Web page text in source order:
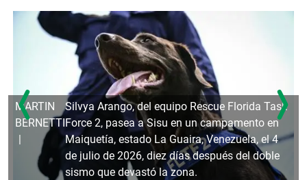
Silvya Arango, del equipo Rescue Florida Task
Force 2, pasea a Sisu en un campamento en
Maiquetía, estado La Guaira, Venezuela, el 4
de julio de 2026, diez días después del doble
sismo que devastó la zona.
MARTIN
BERNETTI